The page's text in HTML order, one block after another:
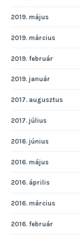
2019. május
2019. március
2019. február
2019. január
2017. augusztus
2017. július
2016. június
2016. május
2016. április
2016. március
2016. február